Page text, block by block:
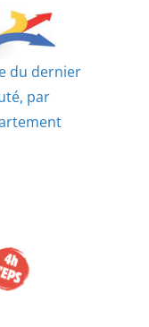
du dernier
par